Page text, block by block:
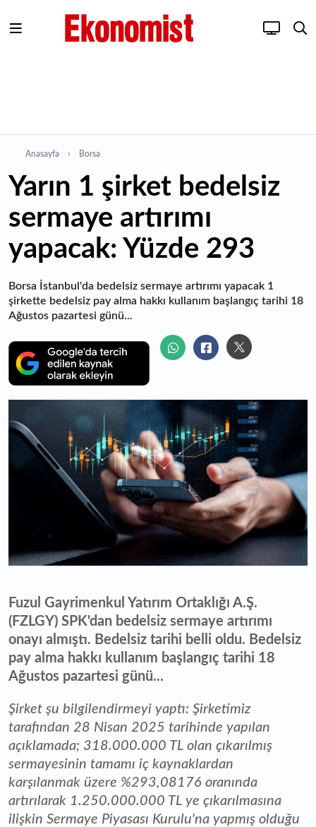
Anasayfa Borsa
Yarın 1 şirket bedelsiz
sermaye artırımı
yapacak: Yüzde 293
Borsa İstanbul'da bedelsiz sermaye artırımı yapacak 1
şirkette bedelsiz pay alma hakkı kullanım başlangıç tarihi 18
Ağustos pazartesi günü...
Fuzul Gayrimenkul Yatırım Ortaklığı A.Ş.
(FZLGY) SPK'dan bedelsiz sermaye artırımı
onayı almıştı. Bedelsiz tarihi belli oldu. Bedelsiz
pay alma hakkı kullanım başlangıç tarihi 18
Ağustos pazartesi günü...
Şirket şu bilgilendirmeyi yaptı: Şirketimiz
tarafından 28 Nisan 2025 tarihinde yapılan
açıklamada; 318.000.000 TL olan çıkarılmış
sermayesinin tamamı iç kaynaklardan
karşılanmak üzere %293,08176 oranında
artırılarak 1.250.000.000 TL ye çıkarılmasına
ilişkin Sermaye Piyasası Kurulu'na yapmış olduğu